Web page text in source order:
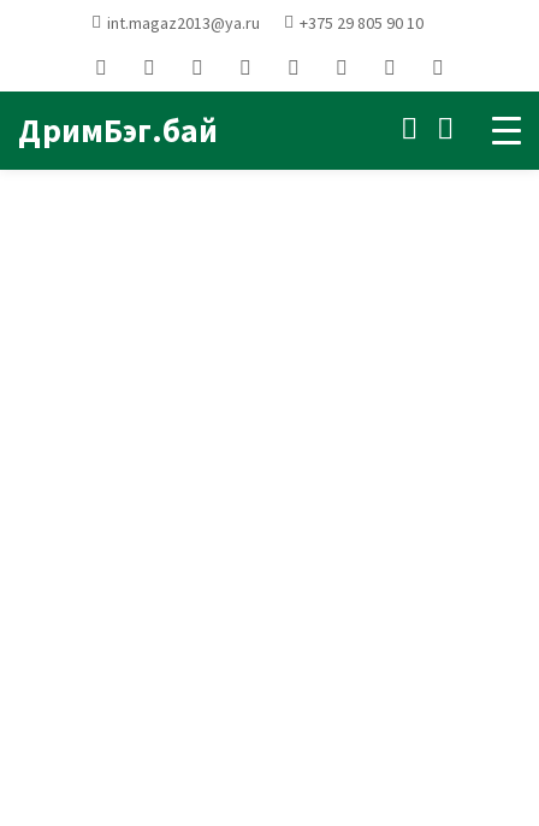
int.magaz2013@ya.ru +375 29 805 90 10
ДримБэг.бай
Главная
Кресла мешки
Кресло мешок Груша Crown